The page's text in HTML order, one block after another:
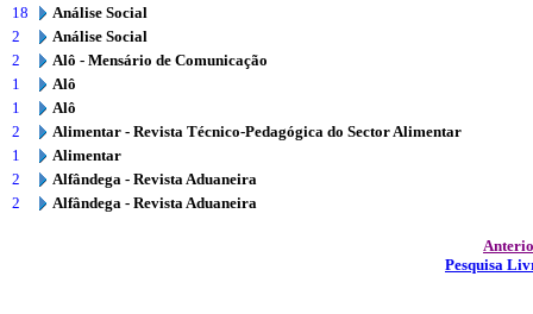
18
Análise Social
2
Análise Social
2
Alô - Mensário de Comunicação
1
Alô
1
Alô
2
Alimentar - Revista Técnico-Pedagógica do Sector Alimentar
1
Alimentar
2
Alfândega - Revista Aduaneira
2
Alfândega - Revista Aduaneira
Pesquisa